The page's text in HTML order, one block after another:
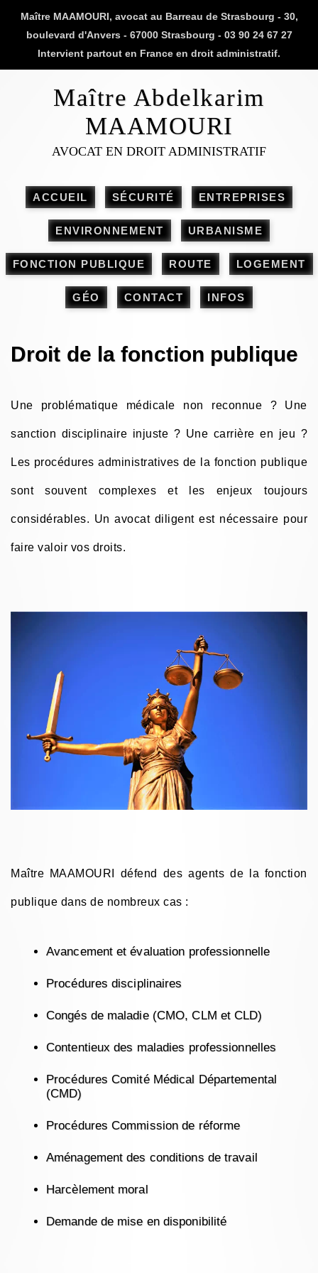
Maître MAAMOURI, avocat au Barreau de Strasbourg - 30,
boulevard d'Anvers - 67000 Strasbourg - 03 90 24 67 27
Intervient partout en France en droit administratif.
Maître Abdelkarim
MAAMOURI
AVOCAT EN DROIT ADMINISTRATIF
ACCUEIL SÉCURITÉ ENTREPRISES
ENVIRONNEMENT URBANISME
FONCTION PUBLIQUE ROUTE LOGEMENT
GÉO CONTACT INFOS
Droit de la fonction publique
Une problématique médicale non reconnue ? Une
sanction disciplinaire injuste ? Une carrière en jeu ?
Les procédures administratives de la fonction publique
sont souvent complexes et les enjeux toujours
considérables. Un avocat diligent est nécessaire pour
faire valoir vos droits.
Maître MAAMOURI défend des agents de la fonction
publique dans de nombreux cas :
Avancement et évaluation professionnelle
Procédures disciplinaires
Congés de maladie (CMO, CLM et CLD)
Contentieux des maladies professionnelles
Procédures Comité Médical Départemental
(CMD)
Procédures Commission de réforme
Aménagement des conditions de travail
Harcèlement moral
Demande de mise en disponibilité